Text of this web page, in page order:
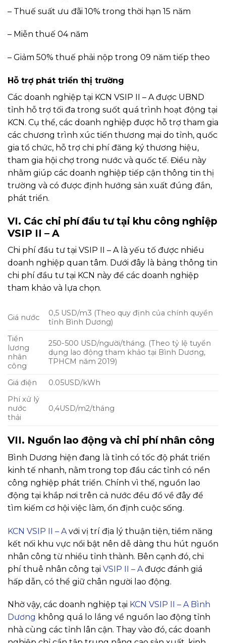
– Thuế suất ưu đãi 10% trong thời hạn 15 năm
– Miễn thuế 04 năm
– Giảm 50% thuế phải nộp trong 09 năm tiếp theo
Hỗ trợ phát triển thị trường
Các doanh nghiệp tại KCN VSIP II – A được UBND
tỉnh hỗ trợ tối đa trong suốt quá trình hoạt động tại
KCN. Cụ thể, các doanh nghiệp được hỗ trợ tham gia
các chương trình xúc tiến thương mại do tỉnh, quốc
gia tổ chức, hỗ trợ chi phí đăng ký thương hiệu,
tham gia hội chợ trong nước và quốc tế. Điều này
nhằm giúp các doanh nghiệp tiếp cận thông tin thị
trường và có được định hướng sản xuất đúng đắn,
phát triển.
VI. Các chi phí đầu tư tại khu công nghiệp
VSIP II – A
Chi phí đầu tư tại VSIP II – A là yếu tố được nhiều
doanh nghiệp quan tâm. Dưới đây là bảng thông tin
chi phí đầu tư tại KCN này để các doanh nghiệp
tham khảo và lựa chọn.
Giá nước
0,5 USD/m3 (Theo quy định của chính quyền
tỉnh Bình Dương)
Tiền
lương
nhân
công
250-500 USD/người/tháng. (Theo tỷ lệ tuyển
dụng lao động tham khảo tại Bình Dương,
TPHCM năm 2019)
Giá điện
0.05USD/kWh
Phí xử lý
nước
thải
0,4USD/m2/tháng
VII. Nguồn lao động và chi phí nhân công
Bình Dương hiện đang là tỉnh có tốc độ phát triển
kinh tế nhanh, nằm trong top đầu các tỉnh có nền
công nghiệp phát triển. Chính vì thế, nguồn lao
động tại khắp nơi trên cả nước đều đổ về đây để
tìm kiếm cơ hội việc làm, ổn định cuộc sống.
KCN VSIP II – A với vị trí địa lý thuận tiện, tiềm năng
kết nối khu vực nổi bật nên dễ dàng thu hút nguồn
nhân công từ nhiều tỉnh thành. Bên cạnh đó, chi
phí thuê nhân công tại VSIP II – A được đánh giá
hấp dẫn, có thể giữ chân người lao động.
Nhờ vậy, các doanh nghiệp tại KCN VSIP II – A Bình
Dương không quá lo lắng về nguồn lao động tỉnh
nhà cùng các tỉnh lân cận. Thay vào đó, các doanh